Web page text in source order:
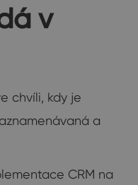
v
chvíli, kdy je
a
CRM na